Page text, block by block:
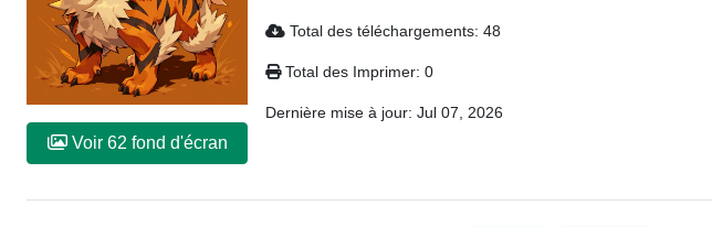
Voir 62 fond d'écran
Total des téléchargements: 48
Total des Imprimer: 0
Dernière mise à jour: Jul 07, 2026